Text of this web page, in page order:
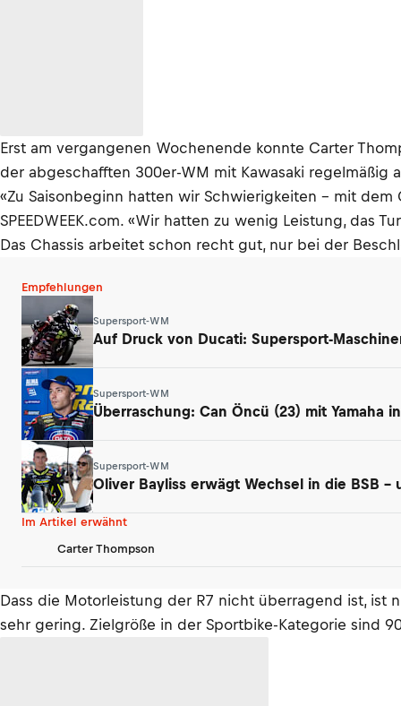
Erst am vergangenen Wochenende konnte Carter
der abgeschafften 300er-WM mit Kawasaki regelmäßig
«Zu Saisonbeginn hatten wir Schwierigkeiten – mit
SPEEDWEEK.com. «Wir hatten zu wenig Leistung, das
Das Chassis arbeitet schon recht gut, nur bei der
Empfehlungen
Supersport-WM
Auf Druck von Ducati: Supersport-
Supersport-WM
Überraschung: Can Öncü (23) mit Yamaha
Supersport-WM
Oliver Bayliss erwägt Wechsel in die BSB –
Im Artikel erwähnt
Carter Thompson
Dass die Motorleistung der R7 nicht überragend ist, ist
sehr gering. Zielgröße in der Sportbike-Kategorie sind